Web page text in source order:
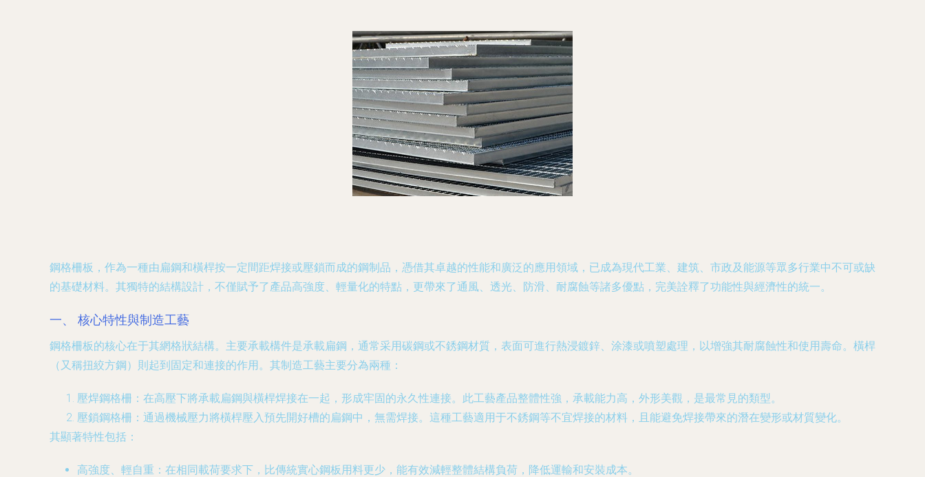
鋼格柵板，作為一種由扁鋼和橫桿按一定間距焊接或壓鎖而成的鋼制品，憑借其卓越的性能和廣泛的應用領域，已成為現代工業、建筑、市政及能源等眾多行業中不可或缺
的基礎材料。其獨特的結構設計，不僅賦予了產品高強度、輕量化的特點，更帶來了通風、透光、防滑、耐腐蝕等諸多優點，完美詮釋了功能性與經濟性的統一。
一、 核心特性與制造工藝
鋼格柵板的核心在于其網格狀結構。主要承載構件是承載扁鋼，通常采用碳鋼或不銹鋼材質，表面可進行熱浸鍍鋅、涂漆或噴塑處理，以增強其耐腐蝕性和使用壽命。橫桿
（又稱扭絞方鋼）則起到固定和連接的作用。其制造工藝主要分為兩種：
壓焊鋼格柵 ：在高壓下將承載扁鋼與橫桿焊接在一起，形成牢固的永久性連接。此工藝產品整體性強，承載能力高，外形美觀，是最常見的類型。
壓鎖鋼格柵 ：通過機械壓力將橫桿壓入預先開好槽的扁鋼中，無需焊接。這種工藝適用于不銹鋼等不宜焊接的材料，且能避免焊接帶來的潛在變形或材質變化。
其顯著特性包括：
高強度、輕自重 ：在相同載荷要求下，比傳統實心鋼板用料更少，能有效減輕整體結構負荷，降低運輸和安裝成本。